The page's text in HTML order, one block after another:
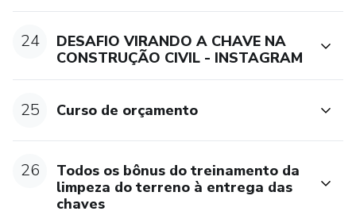
24
DESAFIO VIRANDO A CHAVE NA
CONSTRUÇÃO CIVIL - INSTAGRAM
25 Curso de orçamento
26
Todos os bônus do treinamento da
limpeza do terreno à entrega das
chaves